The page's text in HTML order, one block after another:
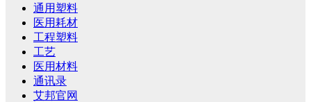
通用塑料
医用耗材
工程塑料
工艺
医用材料
通讯录
艾邦官网